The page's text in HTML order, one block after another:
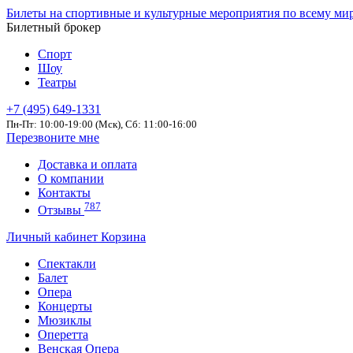
Билеты на спортивные и культурные мероприятия по всему
Билетный брокер
Спорт
Шоу
Театры
+7 (495) 649-1331
Пн-Пт: 10:00-19:00 (Мск), Сб: 11:00-16:00
Перезвоните мне
Доставка и оплата
О компании
Контакты
Отзывы 787
Личный кабинет Корзина
Спектакли
Балет
Опера
Концерты
Мюзиклы
Оперетта
Венская Опера